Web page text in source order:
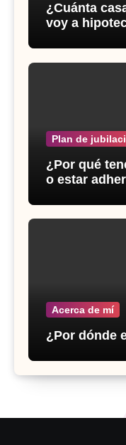
¿Cuánta
voy a
Plan de
¿Por qué
o estar
Acerca de mí
¿Por dónde